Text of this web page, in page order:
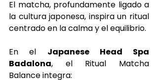
El matcha, profundamente ligado a
la cultura japonesa, inspira un ritual
centrado en la calma y el equilibrio.
En el Japanese Head Spa
Badalona, el Ritual Matcha
Balance integra: